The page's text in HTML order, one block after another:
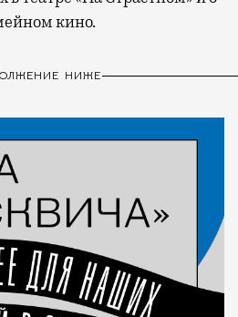
кино.
НИЖЕ